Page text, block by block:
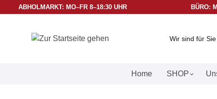
ABHOLMARKT: MO–FR 8–18:30 UHR BÜRO:
Wir sind für
Home SHOP